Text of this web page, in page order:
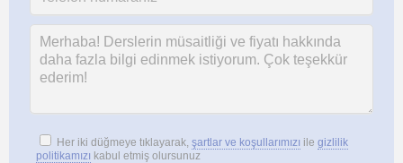
Her iki düğmeye tıklayarak, şartlar ve koşullarımızı ile gizlilik
politikamızı kabul etmiş olursunuz